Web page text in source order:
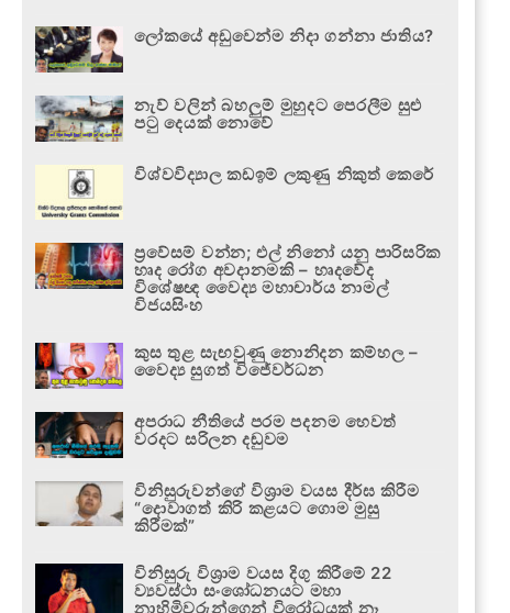
ලෝකයේ අඩුවෙන්ම නිදා ගන්නා ජාතිය?
නැව් වලින් බහලුම් මුහුදට පෙරලීම සුළු
පටු දෙයක් නොවේ
විශ්වවිද්‍යාල කඩඉම් ලකුණු නිකුත් කෙරේ
ප්‍රවේසම් වන්න; එල් නිනෝ යනු පාරිසරික
හෘද රෝග අවදානමකි – හෘදවේද
විශේෂඥ වෛද්‍ය මහාචාර්ය නාමල්
විජයසිංහ
කුස තුළ සැඟවුණු නොනිදන කම්හල –
වෛද්‍ය සුගත් විජේවර්ධන
අපරාධ නීතියේ පරම පදනම හෙවත්
වරදට සරිලන දඬුවම
විනිසුරුවන්ගේ විශ්‍රාම වයස දීර්ඝ කිරීම
“දොවාගත් කිරි කළයට ගොම මුසු
කිරීමක්”
විනිසුරු විශ්‍රාම වයස දිගු කිරීමේ 22
ව්‍යවස්ථා සංශෝධනයට මහා
නාහිමිවරුන්ගෙන් විරෝධයක් නෑ